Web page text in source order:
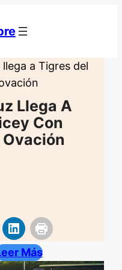
a Tigres del
Llega A
Con
Más